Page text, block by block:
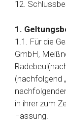
12.
1.
1.1. Für die
GmbH,
(nachfolgend
in ihrer zum
Fassung.